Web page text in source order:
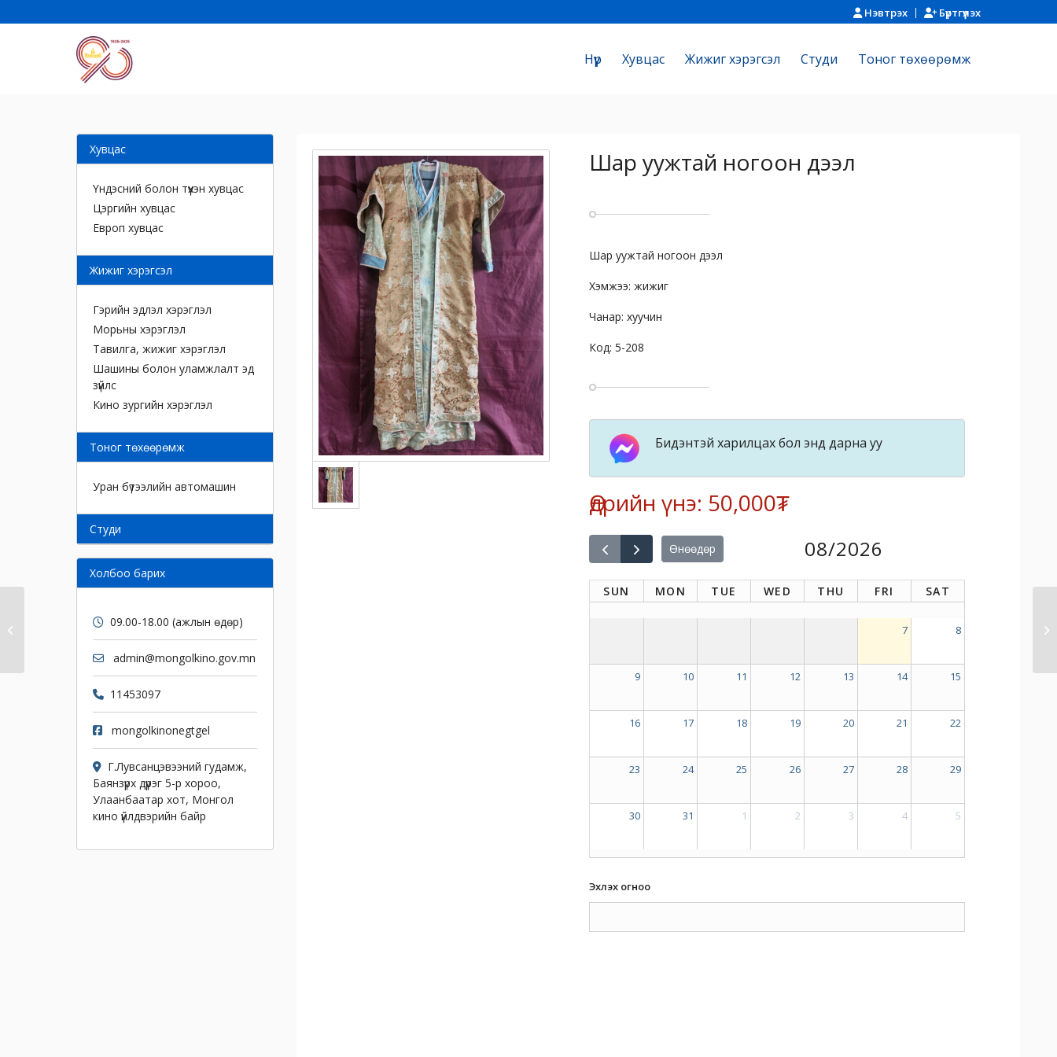
Нэвтрэх Бүртгүүлэх
Нүүр Хувцас Жижиг хэрэгсэл Cтуди Тоног төхөөрөмж
Шар уужтай ногоон дээл
Шар уужтай ногоон дээл
Хэмжээ: жижиг
Чанар: хуучин
Код: 5-208
Бидэнтэй харилцах бол энд дарна уу
Өдрийн үнэ: 50,000₮
Өнөөдөр 08/2026
SUN MON TUE WED THU FRI SAT
7 8
9 10 11 12 13 14 15
16 17 18 19 20 21 22
23 24 25 26 27 28 29
30 31 1 2 3 4 5
Эхлэх огноо
Хувцас
Үндэсний болон түүхэн хувцас
Цэргийн хувцас
Европ хувцас
Жижиг хэрэгсэл
Гэрийн эдлэл хэрэглэл
Морьны хэрэглэл
Тавилга, жижиг хэрэглэл
Шашины болон уламжлалт эд
зүйлс
Кино зургийн хэрэглэл
Тоног төхөөрөмж
Уран бүтээлийн автомашин
Cтуди
Холбоо барих
09.00-18.00 (ажлын өдөр)
admin@mongolkino.gov.mn
11453097
mongolkinonegtgel
Г.Лувсанцэвээний гудамж,
Баянзүрх дүүрэг 5-р хороо,
Улаанбаатар хот, Монгол
кино үйлдвэрийн байр
Улаан ханцуйтай